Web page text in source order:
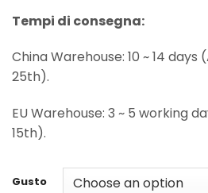
Tempi di consegna:
China Warehouse: 10 ~ 14 days
25th).
EU Warehouse: 3 ~ 5 working
15th).
Gusto